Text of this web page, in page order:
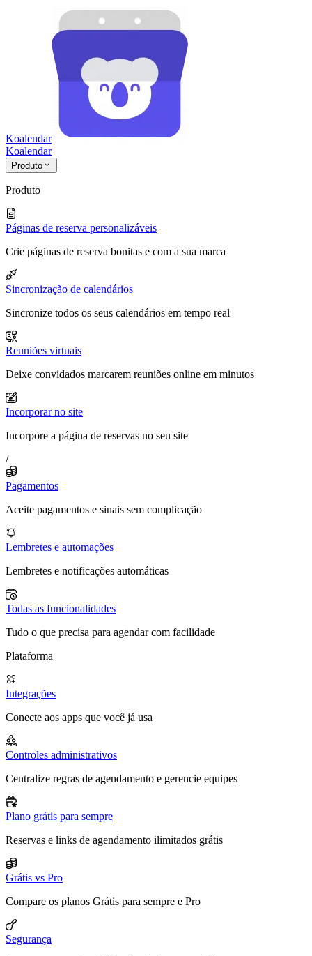
Koalendar
Koalendar
Produto
Produto
Páginas de reserva personalizáveis
Crie páginas de reserva bonitas e com a sua marca
Sincronização de calendários
Sincronize todos os seus calendários em tempo real
Reuniões virtuais
Deixe convidados marcarem reuniões online em minutos
Incorporar no site
Incorpore a página de reservas no seu site
/
Pagamentos
Aceite pagamentos e sinais sem complicação
Lembretes e automações
Lembretes e notificações automáticas
Todas as funcionalidades
Tudo o que precisa para agendar com facilidade
Plataforma
Integrações
Conecte aos apps que você já usa
Controles administrativos
Centralize regras de agendamento e gerencie equipes
Plano grátis para sempre
Reservas e links de agendamento ilimitados grátis
Grátis vs Pro
Compare os planos Grátis para sempre e Pro
Segurança